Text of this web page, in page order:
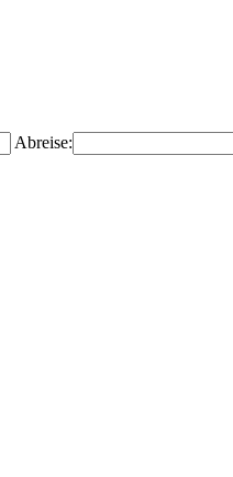
Abreise: